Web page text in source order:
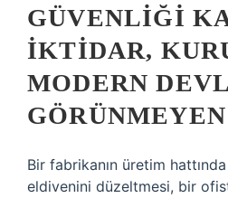
GÜVENLIĞI
İKTIDAR,
MODERN
Bir fabrikanın üretim
eldivenini düzeltmesi, bir